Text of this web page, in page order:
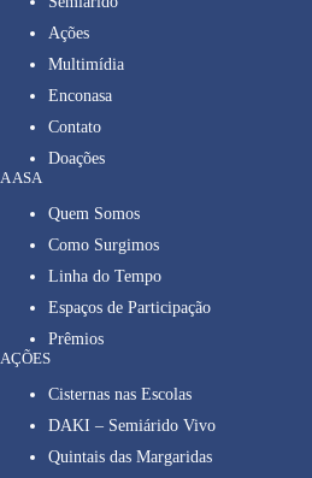
Ações
Multimídia
Enconasa
Contato
Doações
A ASA
Quem Somos
Como Surgimos
Linha do Tempo
Espaços de Participação
Prêmios
AÇÕES
Cisternas nas Escolas
DAKI – Semiárido Vivo
Quintais das Margaridas